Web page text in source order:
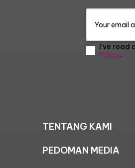
I've read
Policy.
TENTANG KAMI
PEDOMAN MEDIA